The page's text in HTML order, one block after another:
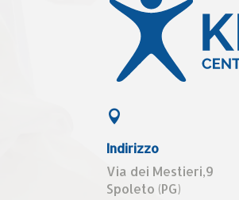

Indirizzo
Via dei Mestieri,9
Spoleto (PG)